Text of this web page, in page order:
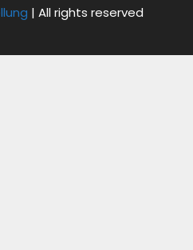
| All rights reserved